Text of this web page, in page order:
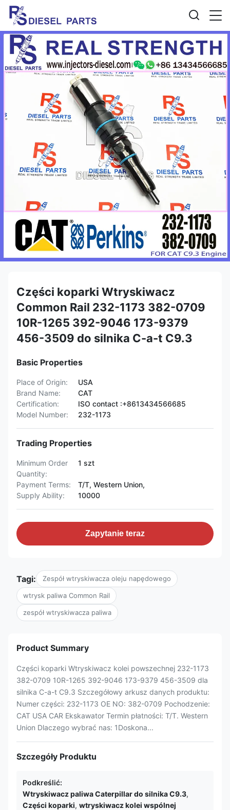
Części koparki Wtryskiwacz
Common Rail 232-1173 382-0709
10R-1265 392-9046 173-9379
456-3509 do silnika C-a-t C9.3
Basic Properties
Place of Origin:
USA
Brand Name:
CAT
Certification:
ISO contact :+8613434566685
Model Number:
232-1173
Trading Properties
Minimum Order
Quantity:
1 szt
Payment Terms:
T/T, Western Union,
Supply Ability:
10000
Zapytanie teraz
Tagi: Zespół wtryskiwacza oleju napędowego
wtrysk paliwa Common Rail
zespół wtryskiwacza paliwa
Product Summary
Części koparki Wtryskiwacz kolei powszechnej 232-1173
382-0709 10R-1265 392-9046 173-9379 456-3509 dla
silnika C-a-t C9.3 Szczegółowy arkusz danych produktu:
Numer części: 232-1173 OE NO: 382-0709 Pochodzenie:
CAT USA CAR Ekskawator Termin płatności: T/T. Western
Union Dlaczego wybrać nas: 1Doskona...
Szczegóły Produktu
Podkreślić:
Wtryskiwacz paliwa Caterpillar do silnika C9.3,
Części koparki, wtryskiwacz kolei wspólnej